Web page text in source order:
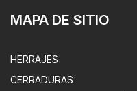
MAPA DE SITIO
HERRAJES
CERRADURAS